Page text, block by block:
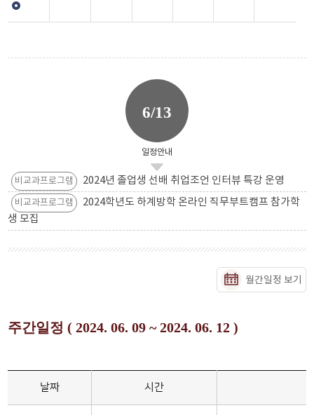
6/13
일정안내
비교과프로그램 2024년 졸업생 선배 취업조언 인터뷰 특강 운영
비교과프로그램
2024학년도 하계방학 온라인 직무부트캠프 참가학
생 모집
월간일정 보기
주간일정 ( 2024. 06. 09 ~ 2024. 06. 12 )
날짜 시간